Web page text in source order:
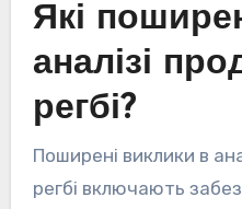
Які
аналізі
регбі?
Поширені виклики в
регбі включають